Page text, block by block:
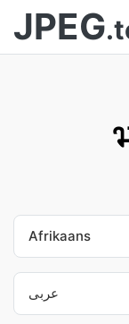
JPEG
Afrikaans
عربى